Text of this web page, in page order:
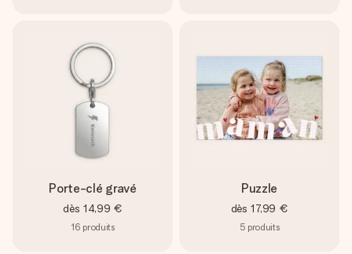
Porte-clé gravé
dès 14,99 €
16 produits
Puzzle
dès 17,99 €
5 produits